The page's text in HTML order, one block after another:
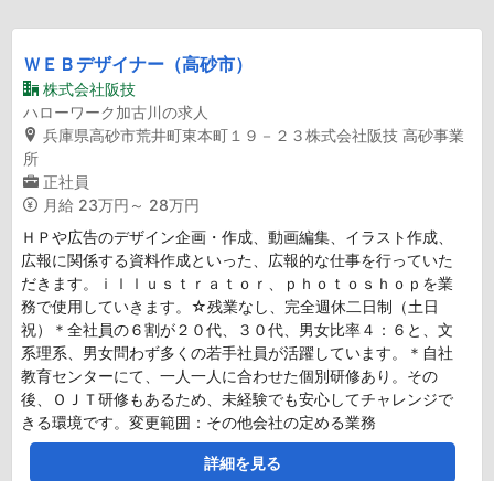
ＷＥＢデザイナー（高砂市）
株式会社阪技
ハローワーク加古川の求人
兵庫県高砂市荒井町東本町１９－２３株式会社阪技 高砂事業
所
正社員
月給 23万円～ 28万円
ＨＰや広告のデザイン企画・作成、動画編集、イラスト作成、
広報に関係する資料作成といった、広報的な仕事を行っていた
だきます。ｉｌｌｕｓｔｒａｔｏｒ、ｐｈｏｔｏｓｈｏｐを業
務で使用していきます。☆残業なし、完全週休二日制（土日
祝）＊全社員の６割が２０代、３０代、男女比率４：６と、文
系理系、男女問わず多くの若手社員が活躍しています。＊自社
教育センターにて、一人一人に合わせた個別研修あり。その
後、ＯＪＴ研修もあるため、未経験でも安心してチャレンジで
きる環境です。変更範囲：その他会社の定める業務
詳細を見る